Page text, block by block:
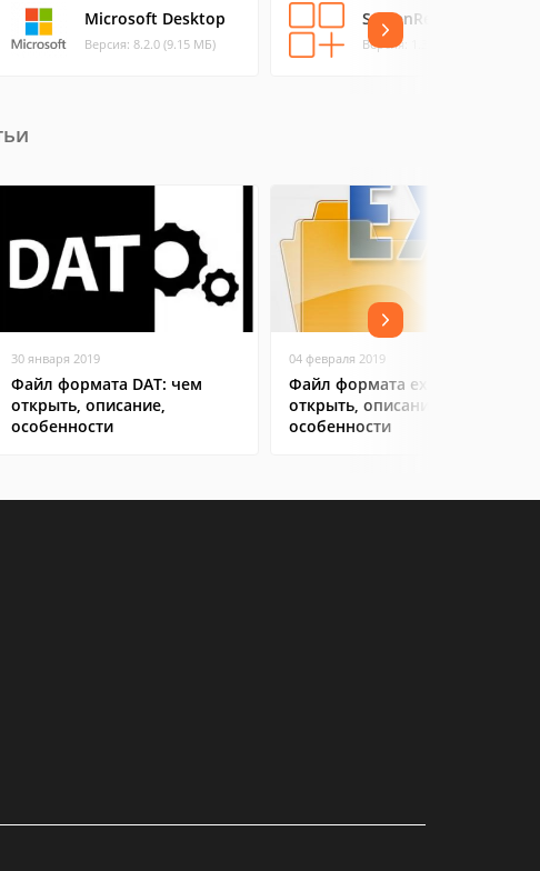
Microsoft Desktop
Версия: 8.2.0 (9.15 МБ)
ScreenRecycler
Версия: 1.39 bet (1 МБ)
30 января 2019
Файл формата DAT: чем
открыть, описание,
особенности
04 февраля 2019
Файл формата exe: чем
открыть, описание,
особенности